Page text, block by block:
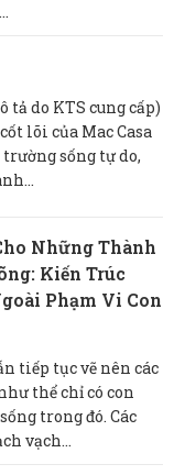
tả do KTS cung cấp)
lõi của Mac Casa
sống tự do,
Những Thành
Kiến Trúc
Phạm Vi Con
tiếp tục vẽ nên các
thể chỉ có con
trong đó. Các
vạch...